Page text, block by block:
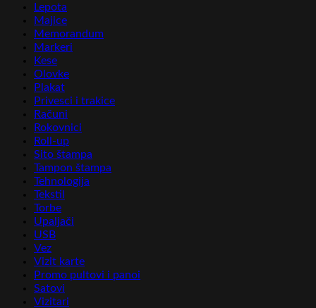
Lepota
Majice
Memorandum
Markeri
Kese
Olovke
Plakat
Privesci i trakice
Računi
Rokovnici
Roll-up
Sito štampa
Tampon štampa
Tehnologija
Tekstil
Torbe
Upaljači
USB
Vez
Vizit karte
Promo pultovi i panoi
Satovi
Vizitari